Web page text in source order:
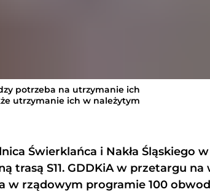
potrzeba na utrzymanie ich
utrzymanie ich w należytym
Świerklańca i Nakła Śląskiego
trasą S11. GDDKiA w przetargu
w rządowym programie 100